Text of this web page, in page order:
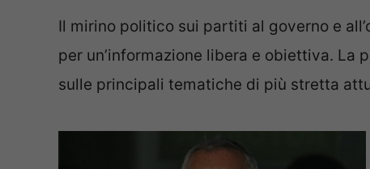
Il mirino politico sui partiti al governo e
per un’informazione libera e obiettiva.
sulle principali tematiche di più stretta